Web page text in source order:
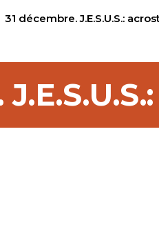
31 décembre. J.E.S.U.S.: